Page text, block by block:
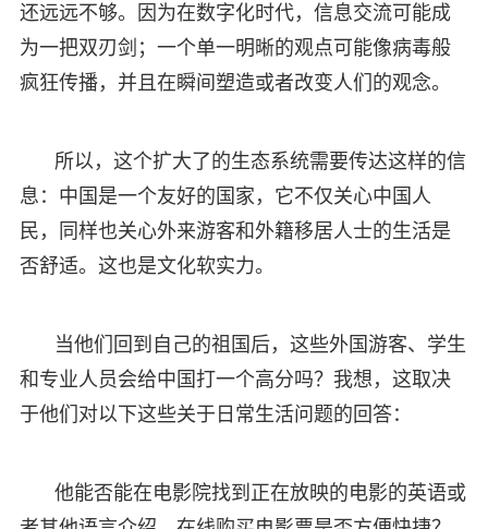
还远远不够。因为在数字化时代，信息交流可能成
为一把双刃剑；一个单一明晰的观点可能像病毒般
疯狂传播，并且在瞬间塑造或者改变人们的观念。
所以，这个扩大了的生态系统需要传达这样的信
息：中国是一个友好的国家，它不仅关心中国人
民，同样也关心外来游客和外籍移居人士的生活是
否舒适。这也是文化软实力。
当他们回到自己的祖国后，这些外国游客、学生
和专业人员会给中国打一个高分吗？我想，这取决
于他们对以下这些关于日常生活问题的回答：
他能否能在电影院找到正在放映的电影的英语或